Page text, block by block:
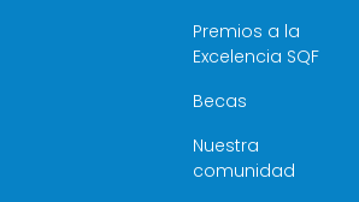
Premios a la
Excelencia SQF
Becas
Nuestra
comunidad